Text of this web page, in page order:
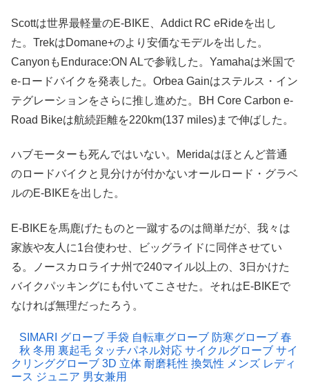
Scottは世界最軽量のE-BIKE、Addict RC eRideを出し
た。TrekはDomane+のより安価なモデルを出した。
CanyonもEndurace:ON ALで参戦した。Yamahaは米国で
e-ロードバイクを発表した。Orbea Gainはステルス・イン
テグレーションをさらに推し進めた。BH Core Carbon e-
Road Bikeは航続距離を220km(137 miles)まで伸ばした。
ハブモーターも死んではいない。Meridaはほとんど普通
のロードバイクと見分けが付かないオールロード・グラベ
ルのE-BIKEを出した。
E-BIKEを馬鹿げたものと一蹴するのは簡単だが、我々は
家族や友人に1台使わせ、ビッグライドに同伴させてい
る。ノースカロライナ州で240マイル以上の、3日かけた
バイクパッキングにも付いてこさせた。それはE-BIKEで
なければ無理だったろう。
SIMARI グローブ 手袋 自転車グローブ 防寒グローブ 春
秋 冬用 裏起毛 タッチパネル対応 サイクルグローブ サイ
クリンググローブ 3D 立体 耐磨耗性 換気性 メンズ レディ
ース ジュニア 男女兼用